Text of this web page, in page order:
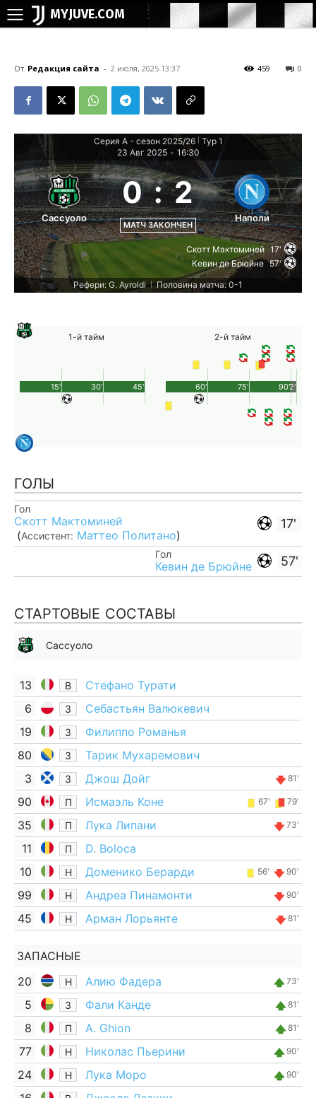
MYJUVE.COM
От Редакция сайта - 2 июля, 2025 13:37 0
459
Серия А - сезон 2025/26
Тур 1
23 Авг 2025 - 16:30
Сассуоло
0 : 2
МАТЧ ЗАКОНЧЕН
Наполи
Скотт Мактоминей 17'
Кевин де Брюйне 57'
Рефери: G. Ayroldi | Половина матча: 0-1
1-й тайм
45'
15' 30'
2-й тайм
90'
60' 75' 2'
ГОЛЫ
17'
Гол
Скотт Мактоминей
(Ассистент: Маттео Политано)
57'
Гол
Кевин де Брюйне
СТАРТОВЫЕ СОСТАВЫ
Сассуоло
13 В
Стефано Турати
6
З
Себастьян Валюкевич
19
З
Филиппо Романья
80
З
Тарик Мухаремович
3
З Джош Дойг 81'
90 П Исмаэль Коне 67' 79'
35 П Лука Липани 73'
11 П
D. Boloca
10
Н Доменико Берарди 56' 90'
99 Н Андреа Пинамонти 90'
45 Н Арман Лорьянте 81'
ЗАПАСНЫЕ
20
Н Алию Фадера 73'
5 З Фали Канде 81'
8 П A. Ghion 81'
77 Н Николас Пьерини 90'
24 Н Лука Моро 90'